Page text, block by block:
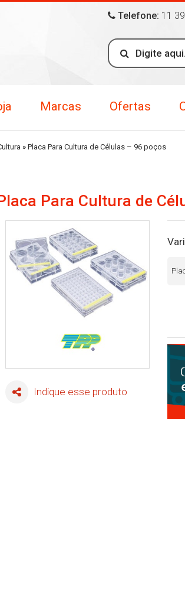
Telefone: 11
Marcas Ofertas
» Placa Para Cultura de Células – 96 poços
Para Cultura de
Indique esse produto